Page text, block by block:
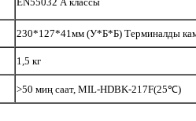
230*127*41мм (У*Б*Б) Терминалды
1,5 кг
>50 миң саат, MIL-HDBK-217F(25℃)